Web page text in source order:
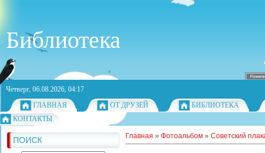
Библиотека
Четверг, 06.08.2026, 04:17
ГЛАВНАЯ
ОТ ДРУЗЕЙ
БИБЛИОТЕКА
КОНТАКТЫ
ПОИСК Главная » Фотоальбом » Советский